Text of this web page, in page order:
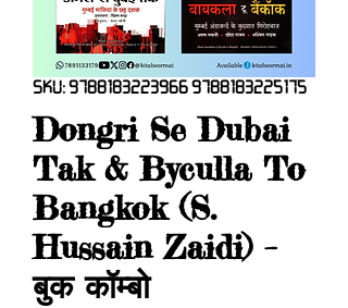
SKU: 9788183223966 9788183225175
Dongri Se Dubai
Tak & Byculla To
Bangkok (S.
Hussain Zaidi) –
बुक कॉम्बो